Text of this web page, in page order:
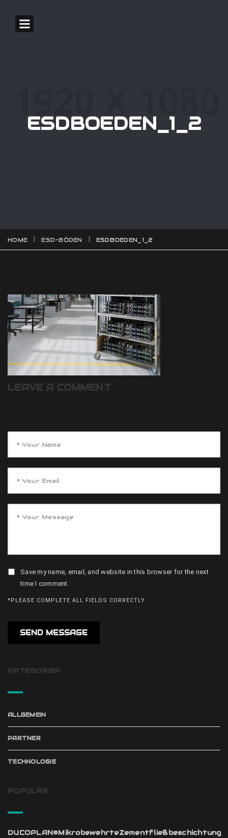
ESDBOEDEN_1_2
HOME ESD-BÖDEN ESDBOEDEN_1_2
LEAVE A COMMENT
Save my name, email, and website in this browser for the next
time I comment.
*PLEASE COMPLETE ALL FIELDS CORRECTLY
KATEGORIEN
ALLGEMEIN
PARTNER
TECHNOLOGIE
POPULÄR
DUCOPLAN®MikrobewehrteZementfließbeschichtung